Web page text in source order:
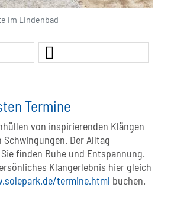
im Lindenbad
Termine
von inspirierenden Klängen
Der Alltag
finden Ruhe und Entspannung.
Klangerlebnis hier gleich
termine.html buchen.